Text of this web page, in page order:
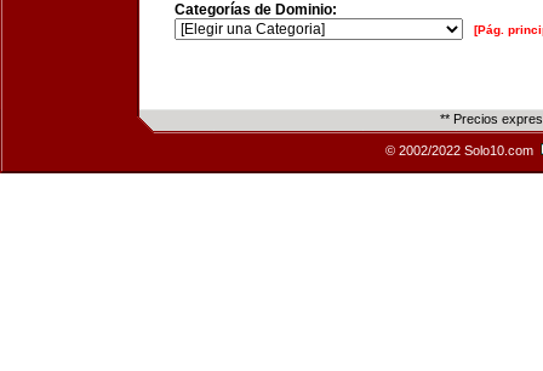
Categorías de Dominio:
[Pág.
** Precios
© 2002/2022 Solo10.com